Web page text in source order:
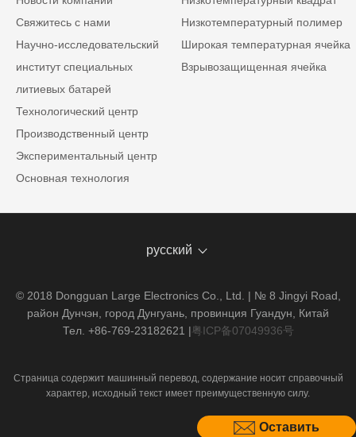
Оставить
Свяжитесь с нами
Научно-исследовательский
институт специальных
литиевых батарей
Технологический центр
Производственный центр
Экспериментальный центр
Основная технология
Низкотемпературный полимер
Широкая температурная ячейка
Взрывозащищенная ячейка
русский
© 2018 Dongguan Large Electronics Co., Ltd. | № 8 Jingyi Road,
район Дунчэн, город Дунгуань, провинция Гуандун, Китай
Тел. +86-769-23182621 |粤ICP备07049936号
Страница содержит машинный перевод, содержание носит справочный
характер, исходный текст имеет преимущественную силу.